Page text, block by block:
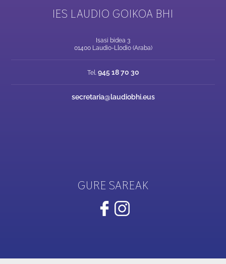
IES LAUDIO GOIKOA BHI
Isasi bidea 3
01400 Laudio-Llodio (Araba)
Tel. 945 18 70 30
secretaria@laudiobhi.eus
GURE SAREAK